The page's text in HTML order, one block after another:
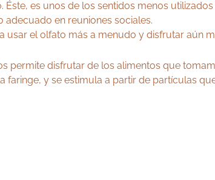
Éste, es unos de los sentidos menos
adecuado en reuniones sociales.
usar el olfato más a menudo y disfrutar aún
permite disfrutar de los alimentos que
faringe, y se estimula a partir de partículas